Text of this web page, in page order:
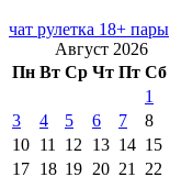
чат рулетка 18+ пары
Август 2026
Пн Вт Ср Чт Пт Сб
1
3
4 5 6 7 8
10 11 12 13 14 15
17 18 19 20 21 22